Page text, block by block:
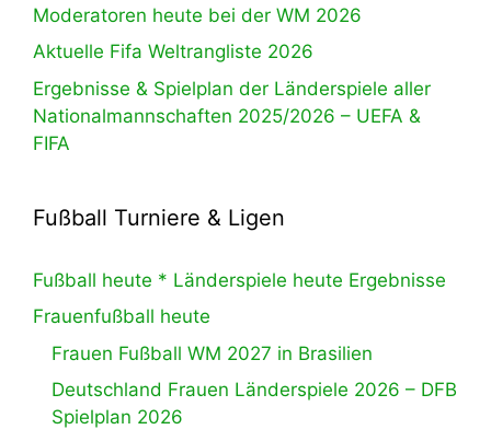
Moderatoren heute bei der WM 2026
Aktuelle Fifa Weltrangliste 2026
Ergebnisse & Spielplan der Länderspiele aller
Nationalmannschaften 2025/2026 – UEFA &
FIFA
Fußball Turniere & Ligen
Fußball heute * Länderspiele heute Ergebnisse
Frauenfußball heute
Frauen Fußball WM 2027 in Brasilien
Deutschland Frauen Länderspiele 2026 – DFB
Spielplan 2026